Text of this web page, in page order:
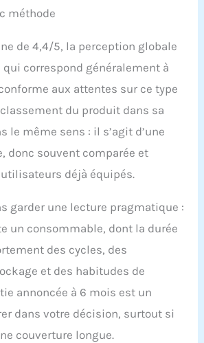
méthode
de 4,4/5, la perception globale
qui correspond généralement à
aux attentes sur ce type
classement du produit dans sa
le même sens : il s’agit d’une
donc souvent comparée et
déjà équipés.
garder une lecture pragmatique :
un consommable, dont la durée
des cycles, des
et des habitudes de
annoncée à 6 mois est un
dans votre décision, surtout si
couverture longue.